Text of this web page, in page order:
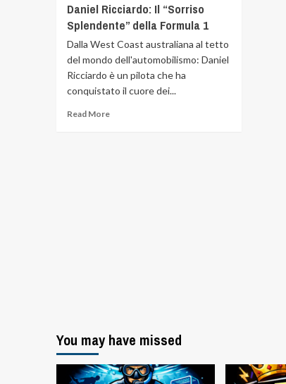
Daniel Ricciardo: Il “Sorriso
Splendente” della Formula 1
Dalla West Coast australiana al tetto
del mondo dell'automobilismo: Daniel
Ricciardo è un pilota che ha
conquistato il cuore dei...
Read More
You may have missed